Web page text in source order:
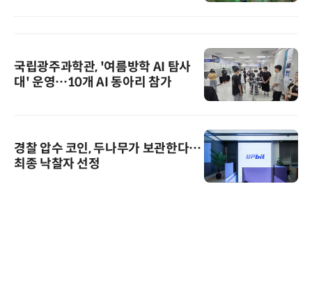
국립광주과학관, '여름방학 AI 탐사
대' 운영…10개 AI 동아리 참가
경찰 압수 코인, 두나무가 보관한다…
최종 낙찰자 선정